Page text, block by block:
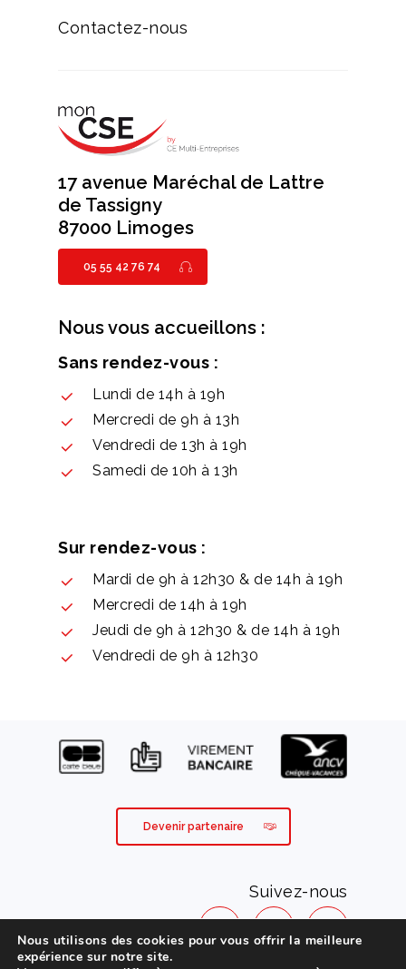
Contactez-nous
17 avenue Maréchal de Lattre
de Tassigny
87000 Limoges
05 55 42 76 74
Nous vous accueillons :
Sans rendez-vous :
Lundi de 14h à 19h
Mercredi de 9h à 13h
Vendredi de 13h à 19h
Samedi de 10h à 13h
Sur rendez-vous :
Mardi de 9h à 12h30 & de 14h à 19h
Mercredi de 14h à 19h
Jeudi de 9h à 12h30 & de 14h à 19h
Vendredi de 9h à 12h30
Devenir partenaire
Suivez-nous
Nous utilisons des cookies pour vous offrir la meilleure
expérience sur notre site.